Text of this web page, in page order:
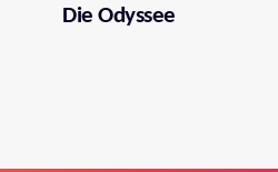
Die Odyssee